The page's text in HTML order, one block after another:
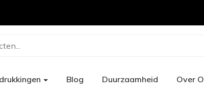
Blog Duurzaamheid Over